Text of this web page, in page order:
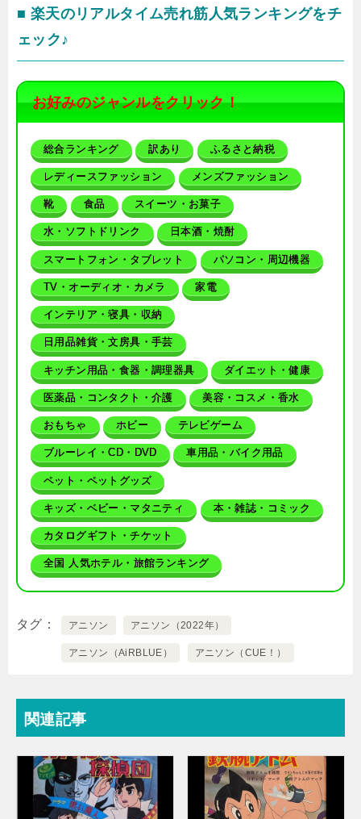
■ 楽天のリアルタイム売れ筋人気ランキングをチ
ェック♪
お好みのジャンルをクリック！
総合ランキング 訳あり ふるさと納税
レディースファッション メンズファッション
靴 食品 スイーツ・お菓子
水・ソフトドリンク 日本酒・焼酎
スマートフォン・タブレット パソコン・周辺機器
TV・オーディオ・カメラ 家電
インテリア・寝具・収納
日用品雑貨・文房具・手芸
キッチン用品・食器・調理器具 ダイエット・健康
医薬品・コンタクト・介護 美容・コスメ・香水
おもちゃ ホビー テレビゲーム
ブルーレイ・CD・DVD 車用品・バイク用品
ペット・ペットグッズ
キッズ・ベビー・マタニティ 本・雑誌・コミック
カタログギフト・チケット
全国 人気ホテル・旅館ランキング
タグ アニソン アニソン（2022年）
アニソン（AiRBLUE） アニソン（CUE！）
関連記事